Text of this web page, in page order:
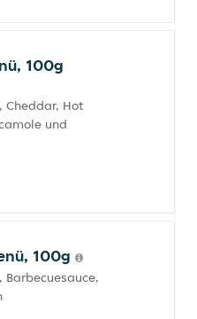
100g
Hot
und
100g